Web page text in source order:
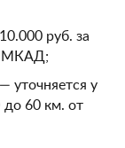
руб. за
МКАД;
уточняется у
60 км. от